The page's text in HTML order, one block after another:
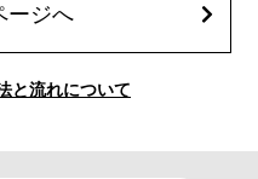
ージへ
と流れについて